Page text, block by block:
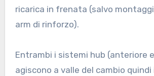
ricarica in frenata (salvo
arm di rinforzo).
Entrambi i sistemi hub (anteriore
agiscono a valle del cambio